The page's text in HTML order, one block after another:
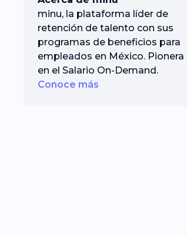
minu, la plataforma líder de
retención de talento con sus
programas de beneficios para
empleados en México. Pionera
en el Salario On-Demand.
Conoce más